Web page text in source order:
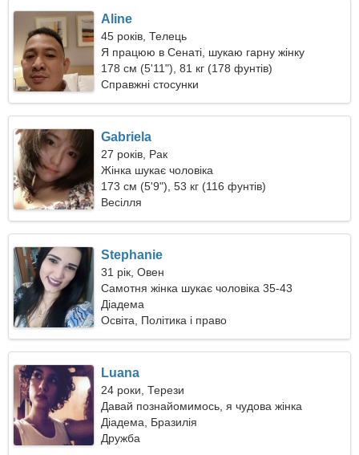
Aline
45 років, Телець
Я працюю в Сенаті, шукаю гарну жінку
178 см (5'11"), 81 кг (178 фунтів)
Справжні стосунки
Gabriela
27 років, Рак
Жінка шукає чоловіка
173 см (5'9"), 53 кг (116 фунтів)
Весілля
Stephanie
31 рік, Овен
Самотня жінка шукає чоловіка 35-43
Діадема
Освіта, Політика і право
Luana
24 роки, Терези
Давай познайомимось, я чудова жінка
Діадема, Бразилія
Дружба